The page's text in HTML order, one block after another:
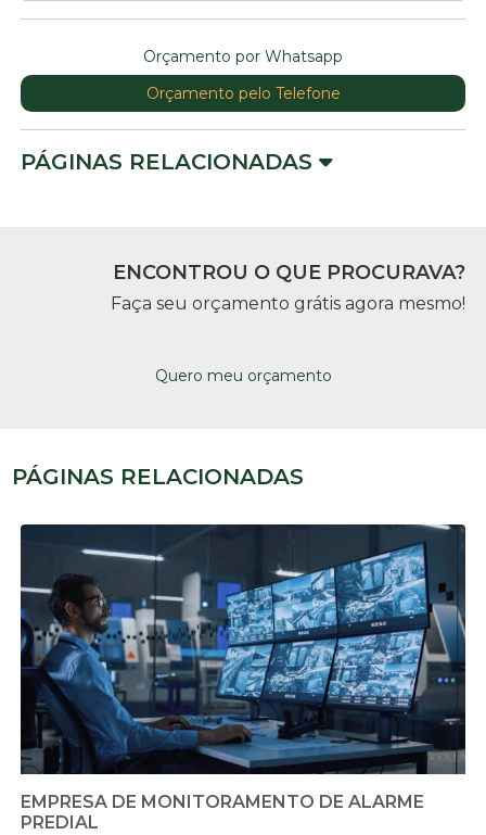
Orçamento por Whatsapp
Orçamento pelo Telefone
PÁGINAS RELACIONADAS
ENCONTROU O QUE PROCURAVA?
Faça seu orçamento grátis agora mesmo!
Quero meu orçamento
PÁGINAS RELACIONADAS
EMPRESA DE MONITORAMENTO DE ALARME
PREDIAL